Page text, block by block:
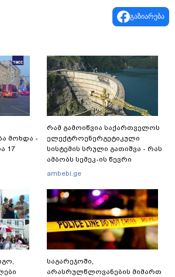
გაზიარება
მოხდა -
17
რამ გამოიწვია საქართველოს
ელექტროენერგეტიკული
სისტემის სრული გათიშვა - რას
ამბობს სემეკ-ის წევრი
ambebi.ge
საგარეჯოში,
არასრულწლოვანების მიმართ